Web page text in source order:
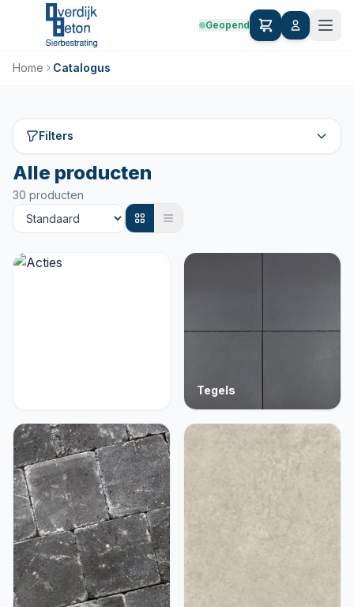
Geopend
Home Catalogus
Filters
Alle producten
30 producten
Tegels